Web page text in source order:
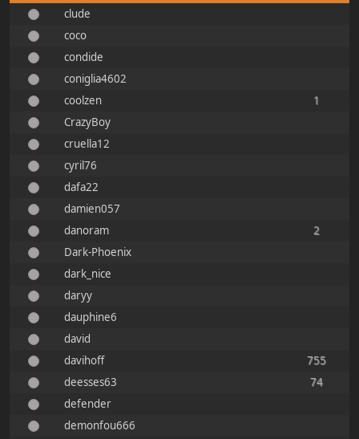
clude
coco
condide
coniglia4602
coolzen
1
CrazyBoy
cruella12
cyril76
dafa22
damien057
danoram
2
Dark-Phoenix
dark_nice
daryy
dauphine6
david
davihoff
755
deesses63
74
defender
demonfou666